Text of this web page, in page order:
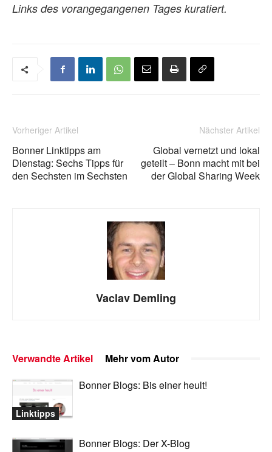
Links des vorangegangenen Tages kuratiert.
Vorheriger Artikel
Bonner Linktipps am
Dienstag: Sechs Tipps für
den Sechsten im Sechsten
Nächster Artikel
Global vernetzt und lokal
geteilt – Bonn macht mit bei
der Global Sharing Week
Vaclav Demling
Verwandte Artikel Mehr vom Autor
Linktipps
Bonner Blogs: Bis einer heult!
Bonner Blogs: Der X-Blog